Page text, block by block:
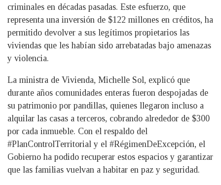
criminales en décadas pasadas. Este esfuerzo, que
representa una inversión de $122 millones en créditos, ha
permitido devolver a sus legítimos propietarios las
viviendas que les habían sido arrebatadas bajo amenazas
y violencia.
La ministra de Vivienda, Michelle Sol, explicó que
durante años comunidades enteras fueron despojadas de
su patrimonio por pandillas, quienes llegaron incluso a
alquilar las casas a terceros, cobrando alrededor de $300
por cada inmueble. Con el respaldo del
#PlanControlTerritorial y el #RégimenDeExcepción, el
Gobierno ha podido recuperar estos espacios y garantizar
que las familias vuelvan a habitar en paz y seguridad.